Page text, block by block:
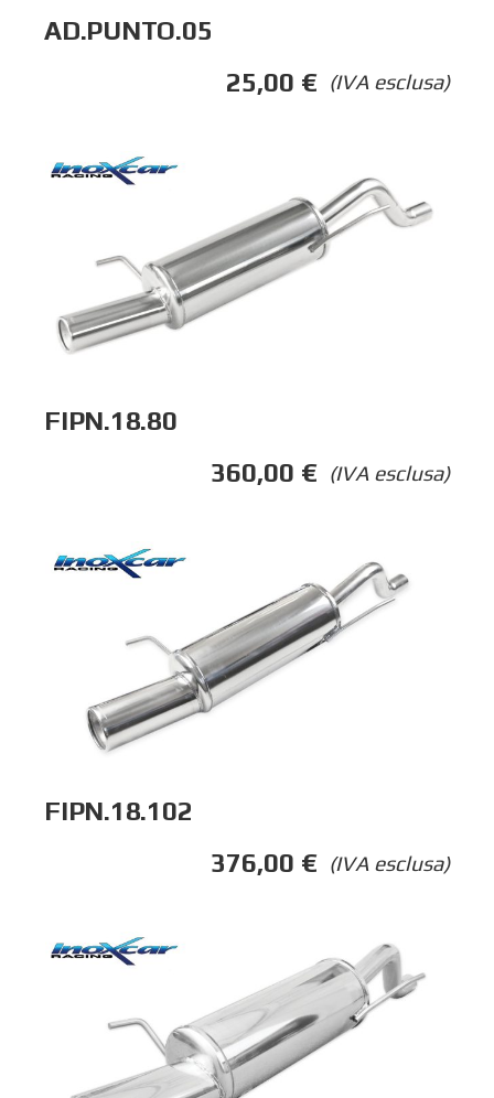
AD.PUNTO.05
(IVA esclusa)
25,00 €
FIPN.18.80
(IVA esclusa)
360,00 €
FIPN.18.102
(IVA esclusa)
376,00 €